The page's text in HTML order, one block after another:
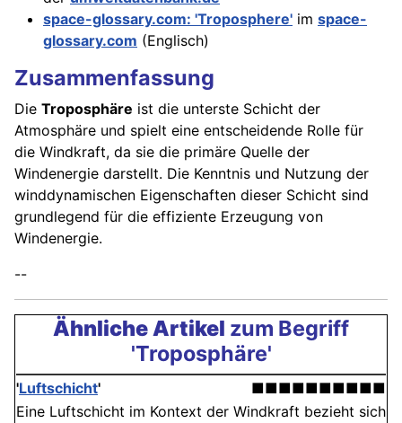
space-glossary.com: 'Troposphere' im space-
glossary.com (Englisch)
Zusammenfassung
Die Troposphäre ist die unterste Schicht der
Atmosphäre und spielt eine entscheidende Rolle für
die Windkraft, da sie die primäre Quelle der
Windenergie darstellt. Die Kenntnis und Nutzung der
winddynamischen Eigenschaften dieser Schicht sind
grundlegend für die effiziente Erzeugung von
Windenergie.
--
Ähnliche Artikel zum Begriff
'Troposphäre'
'Luftschicht'
■■■■■■■■■■
Eine Luftschicht im Kontext der Windkraft bezieht sich